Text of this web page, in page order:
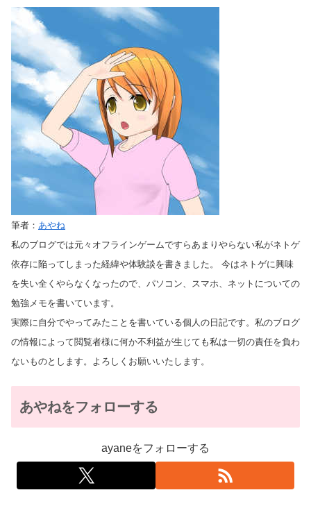
筆者： あやね
私のブログでは元々オフラインゲームですらあまりやらない私がネトゲ
依存に陥ってしまった経緯や体験談を書きました。 今はネトゲに興味
を失い全くやらなくなったので、パソコン、スマホ、ネットについての
勉強メモを書いています。
実際に自分でやってみたことを書いている個人の日記です。私のブログ
の情報によって閲覧者様に何か不利益が生じても私は一切の責任を負わ
ないものとします。よろしくお願いいたします。
あやねをフォローする
ayaneをフォローする